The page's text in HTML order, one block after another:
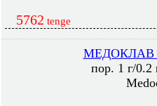
5762 tenge
МЕДОКЛАВ /
пор. 1 г/